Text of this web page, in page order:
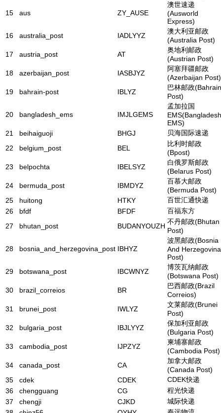
15 aus ZY_AUSE
澳世速递
(Ausworld
Express)
16
australia_post IADLYYZ
澳大利亚邮政
(Australia Post)
17
austria_post AT
奥地利邮政
(Austrian Post)
18
azerbaijan_post IASBJYZ
阿塞拜疆邮政
(Azerbaijan Post)
19
bahrain-post IBLYZ
巴林邮政(Bahrain
Post)
20 bangladesh_ems IMJLGEMS
孟加拉国
EMS(Bangladesh
EMS)
21
beihaiguoji BHGJ
贝海国际速递
22
belgium_post BEL
比利时邮政
(Bpost)
23
belpochta IBELSYZ
白俄罗斯邮政
(Belarus Post)
24
bermuda_post IBMDYZ
百慕大邮政
(Bermuda Post)
25
huitong HTKY
百世汇通快递
26
bfdf BFDF
百福东方
27
bhutan_post BUDANYOUZH
不丹邮政(Bhutan
Post)
28 bosnia_and_herzegovina_post IBHYZ
波黑邮政(Bosnia
And Herzegovina
Post)
29
botswana_post IBCWNYZ
博茨瓦纳邮政
(Botswana Post)
30
brazil_correios BR
巴西邮政(Brazil
Correios)
31
brunei_post IWLYZ
文莱邮政(Brunei
Post)
32
bulgaria_post IBJLYYZ
保加利亚邮政
(Bulgaria Post)
33
cambodia_post IJPZYZ
柬埔寨邮政
(Cambodia Post)
34
canada_post CA
加拿大邮政
(Canada Post)
35
cdek CDEK
CDEK快递
36
chengguang CG
程光快递
37
chengji CJKD
城际快递